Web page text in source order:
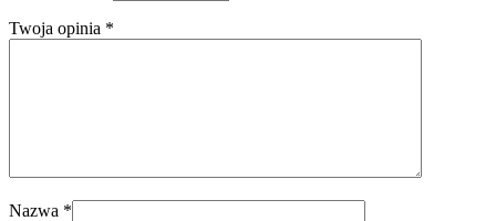
Twoja opinia *
Nazwa *